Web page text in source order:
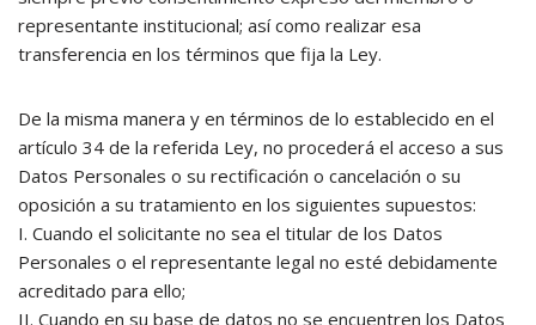
representante institucional; así como realizar esa
transferencia en los términos que fija la Ley.
De la misma manera y en términos de lo establecido en el
artículo 34 de la referida Ley, no procederá el acceso a sus
Datos Personales o su rectificación o cancelación o su
oposición a su tratamiento en los siguientes supuestos:
I. Cuando el solicitante no sea el titular de los Datos
Personales o el representante legal no esté debidamente
acreditado para ello;
II. Cuando en su base de datos no se encuentren los Datos